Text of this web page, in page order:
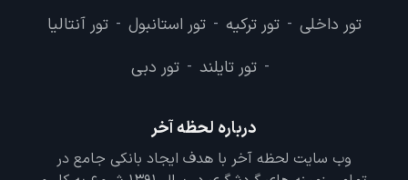
تور داخلی - تور ترکیه - تور استانبول - تور آنتالیا
- تور تایلند - تور دبی
درباره لحظه آخر
وب سایت لحظه آخر با هدف ایجاد بانکی جامع در